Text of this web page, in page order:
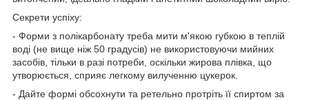
Секрети успіху:
- Форми з полікарбонату треба мити м'якою губкою в теплій
воді (не вище ніж 50 градусів) не використовуючи мийних
засобів, тільки в разі потреби, оскільки жирова плівка, що
утворюється, сприяє легкому вилученню цукерок.
- Дайте формі обсохнути та ретельно протріть її спиртом за